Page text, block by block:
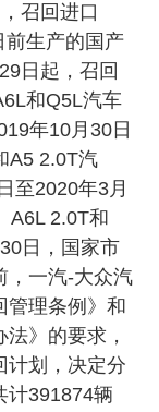
召回进口
前生产的国产
日起，召回
和Q5L汽车
年10月30日
A5 2.0T汽
至2020年3月
A6L 2.0T和
日，国家市
，一汽-大众汽
管理条例》和
》的要求，
计划，决定分
计391874辆